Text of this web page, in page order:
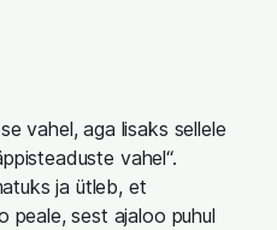
vahel, aga lisaks sellele
vahel“.
ja ütleb, et
peale, sest ajaloo puhul